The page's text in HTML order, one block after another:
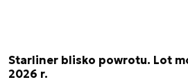
Starliner blisko powrotu. Lot
2026 r.